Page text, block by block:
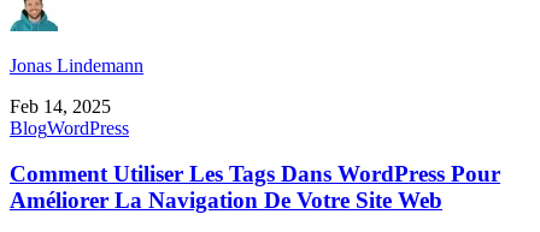
Jonas Lindemann
Feb 14, 2025
BlogWordPress
Comment Utiliser Les Tags Dans WordPress Pour
Améliorer La Navigation De Votre Site Web